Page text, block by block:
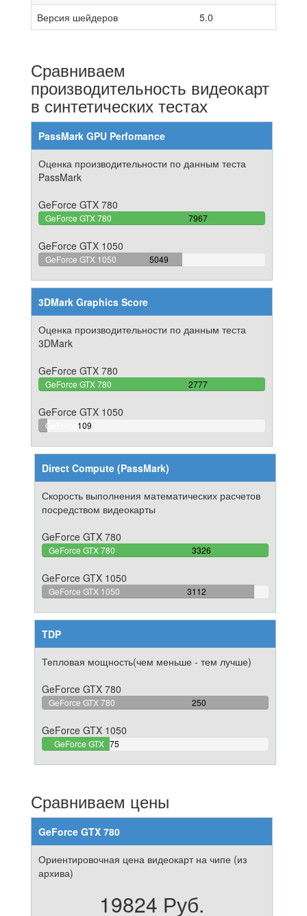
Версия шейдеров
5.0
Сравниваем
производительность видеокарт
в синтетических тестах
PassMark GPU Perfomance
Оценка производительности по данным теста
PassMark
GeForce GTX 780
GeForce GTX 780 7967
100%
GeForce GTX 1050
GeForce GTX 1050 5049
63.373917409313%
3DMark Graphics Score
Оценка производительности по данным теста
3DMark
GeForce GTX 780
GeForce GTX 780 2777
100%
GeForce GTX 1050
GeForce
1050
109
3.9250990277278%
Direct Compute (PassMark)
Скорость выполнения математических расчетов
посредством видеокарты
GeForce GTX 780
GeForce GTX 780 3326
100%
GeForce GTX 1050
GeForce GTX 1050 3112
93.565844858689%
TDP
Тепловая мощность(чем меньше - тем лучше)
GeForce GTX 780
GeForce GTX 780 250
100%
GeForce GTX 1050
GeForce GTX 75
30%
Сравниваем цены
GeForce GTX 780
Ориентировочная цена видеокарт на чипе (из
архива)
19824 Руб.